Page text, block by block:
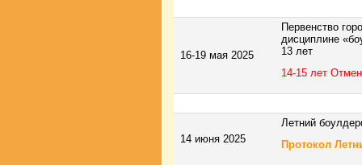
16-19 мая 2025
Первенство
дисциплине
13 лет
14-15 лет
14 июня 2025
Летний
Протокол